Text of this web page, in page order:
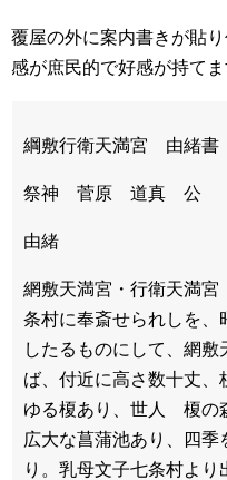
覆屋の外に案内書きが貼
感が庶民的で好感が持てま
綱敷行衛天満宮 由緒書
祭神 菅原 道真 公
由緒
網敷天満宮・行衛天満
条村に奉斎せられしを、
したるものにして、網
ば、付近に高さ数十丈
ゆる榎あり、世人 榎の
広大な菖蒲池あり、四季
り。乳母文子七条村よ